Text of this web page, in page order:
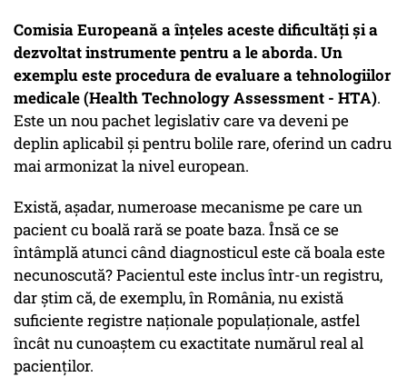
Comisia Europeană a înțeles aceste dificultăți și a
dezvoltat instrumente pentru a le aborda. Un
exemplu este procedura de evaluare a tehnologiilor
medicale (Health Technology Assessment - HTA).
Este un nou pachet legislativ care va deveni pe
deplin aplicabil și pentru bolile rare, oferind un cadru
mai armonizat la nivel european.
Există, așadar, numeroase mecanisme pe care un
pacient cu boală rară se poate baza. Însă ce se
întâmplă atunci când diagnosticul este că boala este
necunoscută? Pacientul este inclus într-un registru,
dar știm că, de exemplu, în România, nu există
suficiente registre naționale populaționale, astfel
încât nu cunoaștem cu exactitate numărul real al
pacienților.